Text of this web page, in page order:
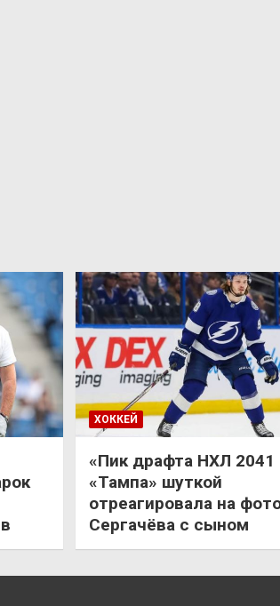
ХОККЕЙ
«Пик драфта НХЛ 2041
«Тампа» шуткой
отреагировала на
Сергачёва с сыном